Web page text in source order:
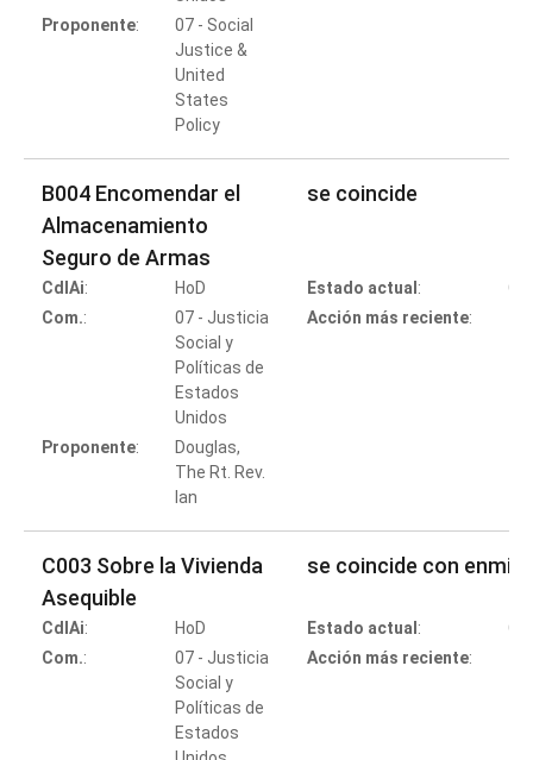
Proponente:
07 - Social
Justice &
United
States
Policy
B004 Encomendar el
Almacenamiento
Seguro de Armas
se coincide
CdlAi:
HoD
Com.:
07 - Justicia
Social y
Políticas de
Estados
Unidos
Proponente:
Douglas,
The Rt. Rev.
Ian
Estado actual :
Acción más reciente:
C003 Sobre la Vivienda
Asequible
se coincide con
CdlAi:
HoD
Com.:
07 - Justicia
Social y
Políticas de
Estados
Estado actual :
Acción más reciente: